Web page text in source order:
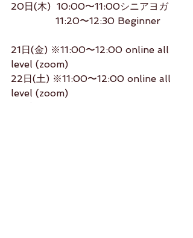
20日(木)  10:00〜11:00シニアヨガ
11:20〜12:30 Beginner
21日(金) ※11:00〜12:00 online all
level (zoom)
22日(土) ※11:00〜12:00 online all
level (zoom)